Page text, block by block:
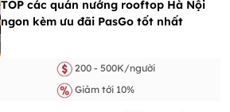
TOP các quán nướng rooftop Hà Nội
ngon kèm ưu đãi PasGo tốt nhất
200 - 500K/người
Giảm tới 10%